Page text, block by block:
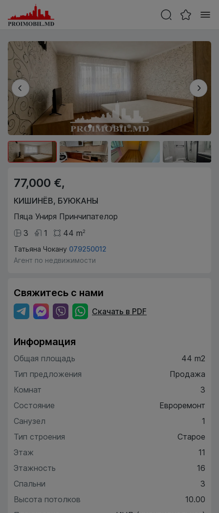
77,000 €,
КИШИНЁВ, БУЮКАНЫ
Пяца Униря Принчипателор
3
1 44 m2
Татьяна Чокану 079250012
Агент по недвижимости
Свяжитесь с нами
Скачать в PDF
Информация
Общая площадь
44 m2
Тип предложения
Продажа
Комнат
3
Состояние
Евроремонт
Санузел
1
Тип строения
Старое
Этаж
11
Этажность
16
Спальни
3
Высота потолков
10.00